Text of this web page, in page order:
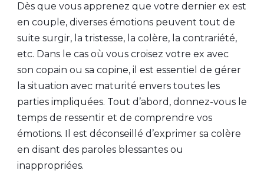
Dès que vous apprenez que votre dernier ex est
en couple, diverses émotions peuvent tout de
suite surgir, la tristesse, la colère, la contrariété,
etc. Dans le cas où vous croisez votre ex avec
son copain ou sa copine, il est essentiel de gérer
la situation avec maturité envers toutes les
parties impliquées. Tout d’abord, donnez-vous le
temps de ressentir et de comprendre vos
émotions. Il est déconseillé d’exprimer sa colère
en disant des paroles blessantes ou
inappropriées.